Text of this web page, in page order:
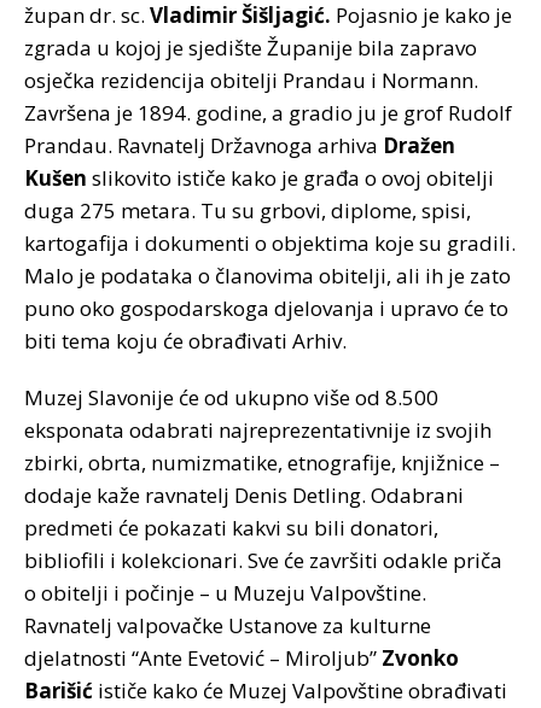
župan dr. sc. Vladimir Šišljagić. Pojasnio je kako je
zgrada u kojoj je sjedište Županije bila zapravo
osječka rezidencija obitelji Prandau i Normann.
Završena je 1894. godine, a gradio ju je grof Rudolf
Prandau. Ravnatelj Državnoga arhiva Dražen
Kušen slikovito ističe kako je građa o ovoj obitelji
duga 275 metara. Tu su grbovi, diplome, spisi,
kartogafija i dokumenti o objektima koje su gradili.
Malo je podataka o članovima obitelji, ali ih je zato
puno oko gospodarskoga djelovanja i upravo će to
biti tema koju će obrađivati Arhiv.
Muzej Slavonije će od ukupno više od 8.500
eksponata odabrati najreprezentativnije iz svojih
zbirki, obrta, numizmatike, etnografije, knjižnice –
dodaje kaže ravnatelj Denis Detling. Odabrani
predmeti će pokazati kakvi su bili donatori,
bibliofili i kolekcionari. Sve će završiti odakle priča
o obitelji i počinje – u Muzeju Valpovštine.
Ravnatelj valpovačke Ustanove za kulturne
djelatnosti “Ante Evetović – Miroljub” Zvonko
Barišić ističe kako će Muzej Valpovštine obrađivati